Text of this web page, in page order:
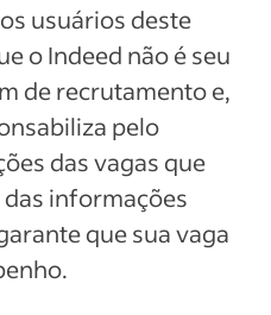
usuários deste
o Indeed não é seu
de recrutamento e,
pelo
das vagas que
informações
que sua vaga